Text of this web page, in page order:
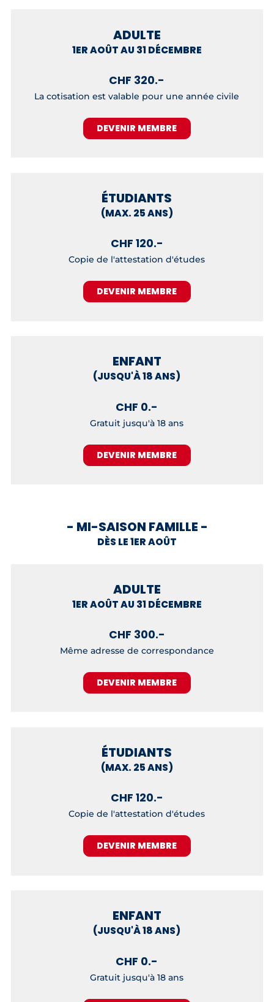
ADULTE
1ER AOÛT AU 31 DÉCEMBRE
CHF 320.-
La cotisation est valable pour une année civile
DEVENIR MEMBRE
ÉTUDIANTS
(MAX. 25 ANS)
CHF 120.-
Copie de l'attestation d'études
DEVENIR MEMBRE
ENFANT
(JUSQU'À 18 ANS)
CHF 0.-
Gratuit jusqu'à 18 ans
DEVENIR MEMBRE
- MI-SAISON FAMILLE -
DÈS LE 1ER AOÛT
ADULTE
1ER AOÛT AU 31 DÉCEMBRE
CHF 300.-
Même adresse de correspondance
DEVENIR MEMBRE
ÉTUDIANTS
(MAX. 25 ANS)
CHF 120.-
Copie de l'attestation d'études
DEVENIR MEMBRE
ENFANT
(JUSQU'À 18 ANS)
CHF 0.-
Gratuit jusqu'à 18 ans